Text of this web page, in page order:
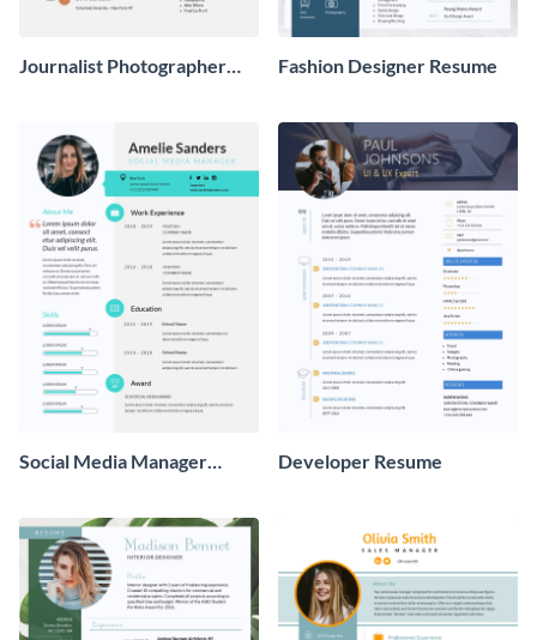
Journalist Photographer
Fashion Designer Resume
Social Media Manager
Developer Resume